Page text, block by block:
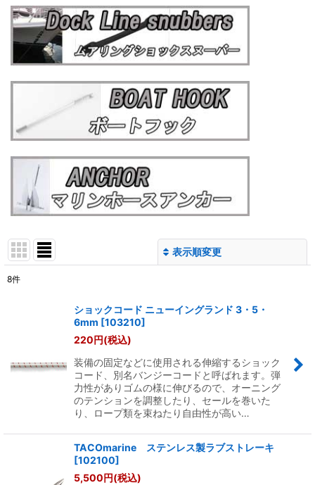
表示順変更
絞り込む
8件
ショックコード ニューイングランド 3・5・
6mm [103210]
220円(税込)
装備の固定などに使用される伸縮するショック
コード、別名バンジーコードと呼ばれます。弾
力性がありゴムの様に伸びるので、オーニング
のテンションを調整したり、セールを巻いた
り、ロープ類を束ねたり自由性が高い…
TACOmarine ステンレス製ラブストレーキ
[102100]
5,500円(税込)